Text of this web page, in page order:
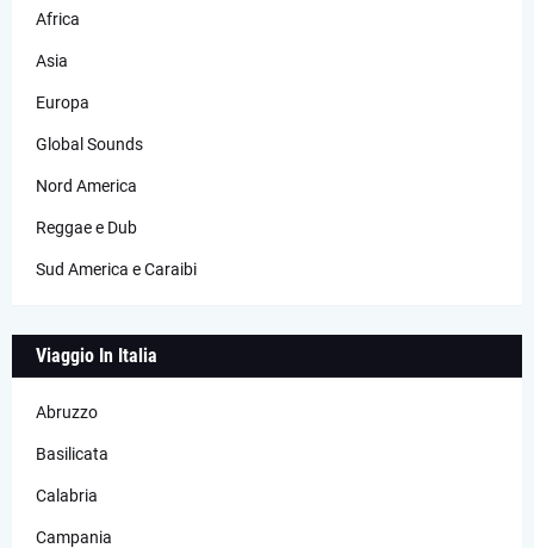
Africa
Asia
Europa
Global Sounds
Nord America
Reggae e Dub
Sud America e Caraibi
Viaggio In Italia
Abruzzo
Basilicata
Calabria
Campania